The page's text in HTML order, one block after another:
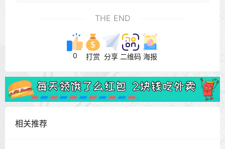
THE END
0 打赏 分享 二维码 海报
相关推荐